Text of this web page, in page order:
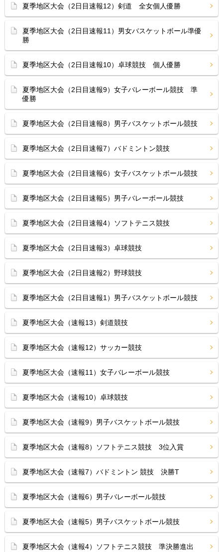
夏季地区大会（2日目速報12）剣道 全女個人優勝
夏季地区大会（2日目速報11）男女バスケットボール準優
勝
夏季地区大会（2日目速報10）卓球競技 個人優勝
夏季地区大会（2日目速報9）女子バレーボール競技 準
優勝
夏季地区大会（2日目速報8）男子バスケットボール競技
夏季地区大会（2日目速報7）バドミントン競技
夏季地区大会（2日目速報6）女子バスケットボール競技
夏季地区大会（2日目速報5）男子バレーボール競技
夏季地区大会（2日目速報4）ソフトテニス競技
夏季地区大会（2日目速報3）卓球競技
夏季地区大会（2日目速報2）野球競技
夏季地区大会（2日目速報1）男子バスケットボール競技
夏季地区大会（速報13）剣道競技
夏季地区大会（速報12）サッカー競技
夏季地区大会（速報11）女子バレーボール競技
夏季地区大会（速報10）卓球競技
夏季地区大会（速報9）男子バスケットボール競技
夏季地区大会（速報8）ソフトテニス競技 3位入賞
夏季地区大会（速報7）バドミントン 競技 決勝T
夏季地区大会（速報6）男子バレーボール競技
夏季地区大会（速報5）男子バスケットボール競技
夏季地区大会（速報4）ソフトテニス競技 準決勝進出